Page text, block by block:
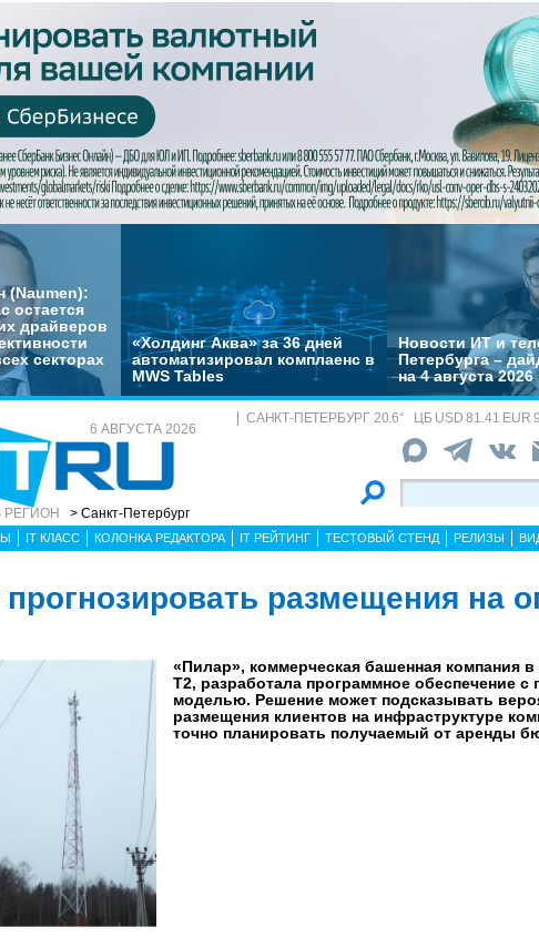
(Naumen):
остается
драйверов
секторах
«Холдинг Аква» за 36 дней
автоматизировал комплаенс в
MWS Tables
Новости ИТ и
Петербурга –
на 4 августа 2026
6 АВГУСТА 2026
РЕГИОН > Санкт-Петербург
САНКТ-ПЕТЕРБУРГ 20.6° ЦБ USD 81.41 EUR
IT КЛАСС КОЛОНКА РЕДАКТОРА IT РЕЙТИНГ ТЕСТОВЫЙ СТЕНД РЕЛИЗЫ
размещения на
«Пилар», коммерческая башенная компания в
Т2, разработала программное обеспечение с
моделью. Решение может подсказывать
размещения клиентов на инфраструктуре
точно планировать получаемый от аренды